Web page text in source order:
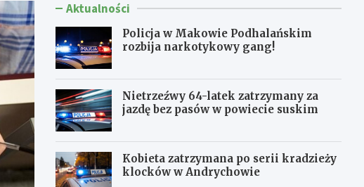
Aktualności
Policja w Makowie Podhalańskim
rozbija narkotykowy gang!
Nietrzeźwy 64-latek zatrzymany za
jazdę bez pasów w powiecie suskim
Kobieta zatrzymana po serii kradzieży
klocków w Andrychowie